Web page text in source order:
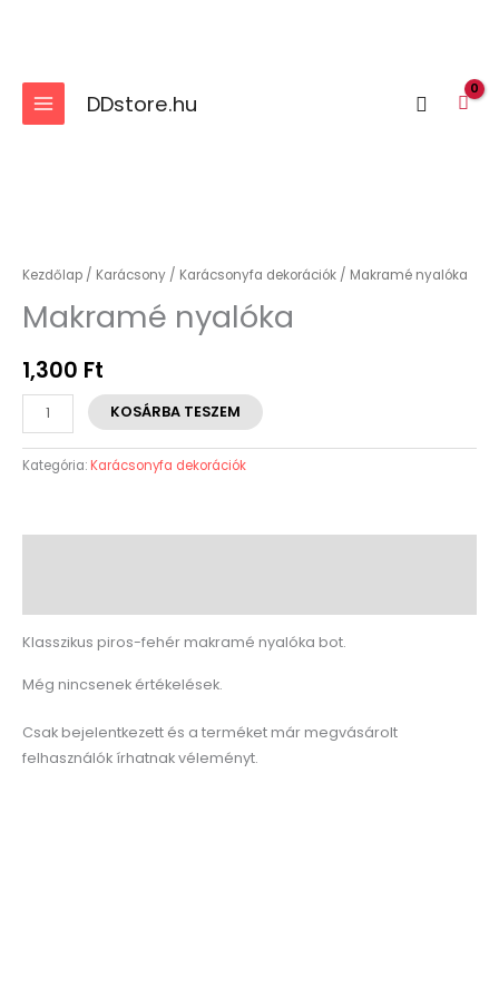
DDstore.hu Search
Kezdőlap/ Karácsony/ Karácsonyfa dekorációk/ Makramé nyalóka
Makramé nyalóka
1,300 Ft
mennyiség
KOSÁRBA TESZEM
Kategória: Karácsonyfa dekorációk
Klasszikus piros-fehér makramé nyalóka bot.
Még nincsenek értékelések.
Csak bejelentkezett és a terméket már megvásárolt
felhasználók írhatnak véleményt.